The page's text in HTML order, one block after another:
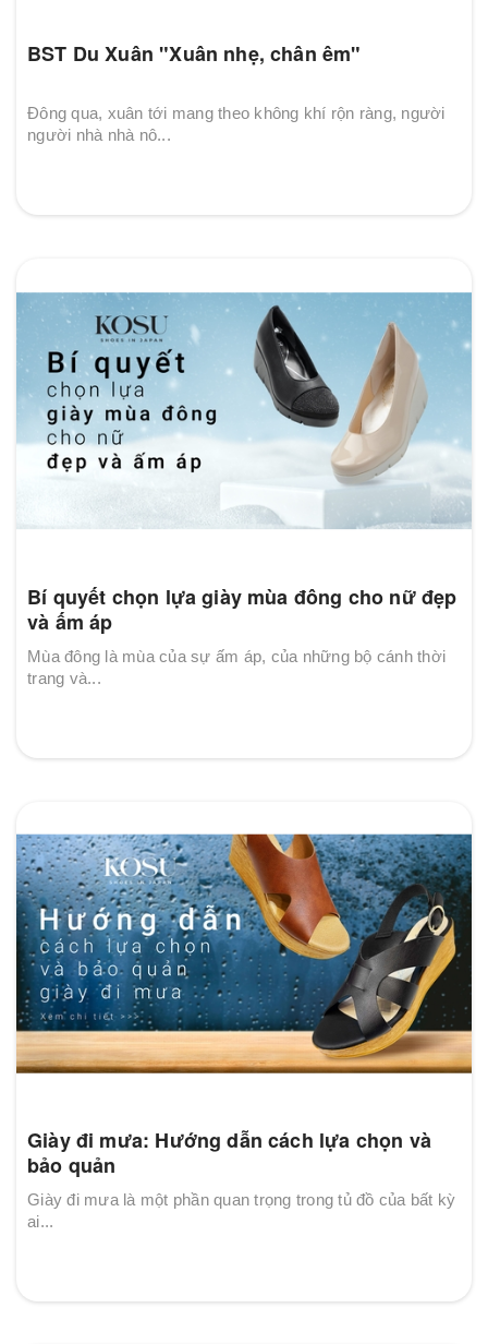
BST Du Xuân "Xuân nhẹ, chân êm"
Đông qua, xuân tới mang theo không khí rộn ràng, người
người nhà nhà nô...
Bí quyết chọn lựa giày mùa đông cho nữ đẹp
và ấm áp
Mùa đông là mùa của sự ấm áp, của những bộ cánh thời
trang và...
Giày đi mưa: Hướng dẫn cách lựa chọn và
bảo quản
Giày đi mưa là một phần quan trọng trong tủ đồ của bất kỳ
ai...